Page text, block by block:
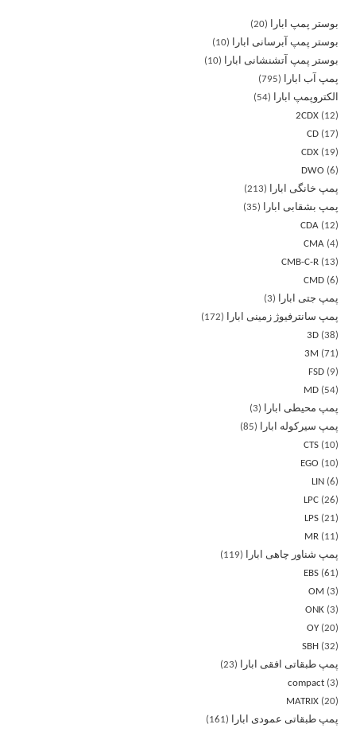
بوستر پمپ ابارا
20
بوستر پمپ آبرسانی ابارا
10
بوستر پمپ آتشنشانی ابارا
10
پمپ آب ابارا
795
الکتروپمپ ابارا
54
2CDX
12
CD
17
CDX
19
DWO
6
پمپ خانگی ابارا
213
پمپ بشقابی ابارا
35
CDA
12
CMA 4
CMB-C-R
13
CMD 6
پمپ جتی ابارا
3
پمپ سانترفیوژ زمینی ابارا
172
3D 38
3M
71
FSD
9
MD
54
پمپ محیطی ابارا
3
پمپ سیرکوله ابارا
85
CTS
10
EGO
10
LIN
6
LPC 26
LPS 21
MR
11
پمپ شناور چاهی ابارا
119
EBS 61
OM
3
ONK 3
OY 20
SBH
32
پمپ طبقاتی افقی ابارا
23
compact 3
MATRIX 20
پمپ طبقاتی عمودی ابارا
161